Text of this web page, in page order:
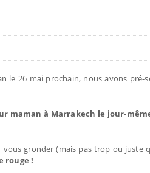
le 26 mai prochain, nous avons
maman à Marrakech le jour-
vous gronder (mais pas trop ou juste
rouge !